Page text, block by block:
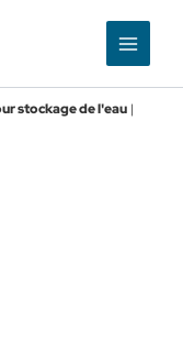
stockage de l'eau |